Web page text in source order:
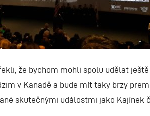
že bychom mohli spolu udělat
v Kanadě a bude mít taky brzy
skutečnými událostmi jako Kajínek